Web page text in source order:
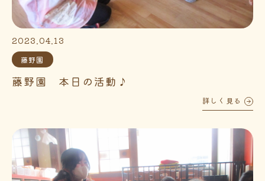
2023.04.13
藤野園
藤野園 本日の活動♪
詳しく見る